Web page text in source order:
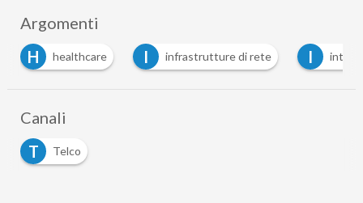
Argomenti
H
healthcare I infrastrutture di rete I
Canali
T
Telco